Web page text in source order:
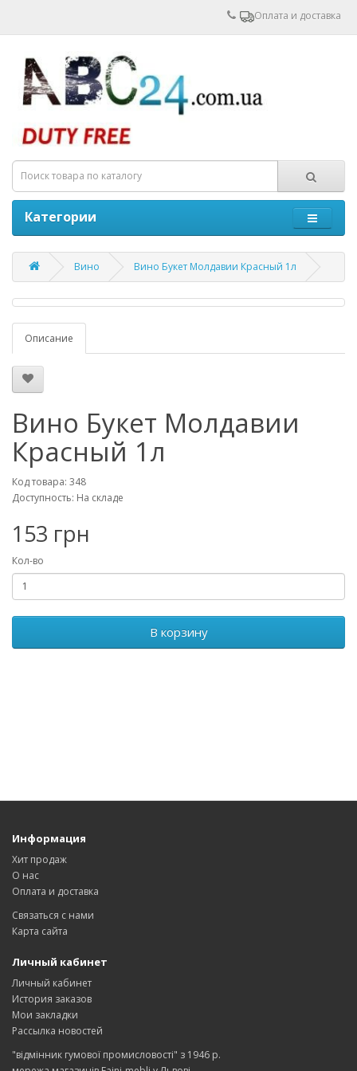
Оплата и доставка
Категории
Вино Вино Букет Молдавии Красный 1л
Описание
Вино Букет Молдавии
Красный 1л
Код товара: 348
Доступность: На складе
153 грн
Кол-во
В корзину
Информация
Хит продаж
О нас
Оплата и доставка
Связаться с нами
Карта сайта
Личный кабинет
Личный кабинет
История заказов
Мои закладки
Рассылка новостей
"відмінник гумової промисловості" з 1946 р.